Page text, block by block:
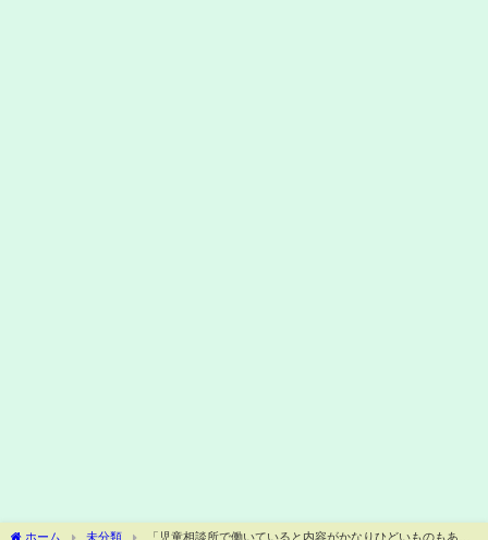
ホーム 未分類
「児童相談所で働いていると内容がかなりひどいものもあっ